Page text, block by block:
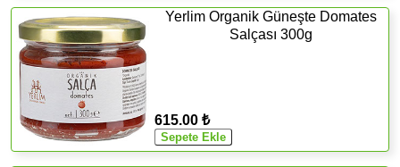
Yerlim Organik Güneşte Domates
Salçası 300g
615.00 ₺